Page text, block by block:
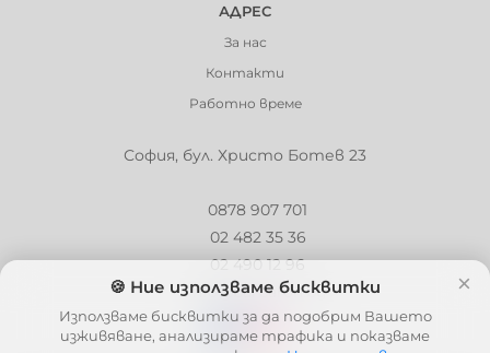
АДРЕС
За нас
Контакти
Работно време
София, бул. Христо Ботев 23
0878 907 701
02 482 35 36
02 490 12 96
info@barbaron.bg
×
🍪 Ние използваме бисквитки
Използваме бисквитки за да подобрим Вашето
изживяване, анализираме трафика и показваме